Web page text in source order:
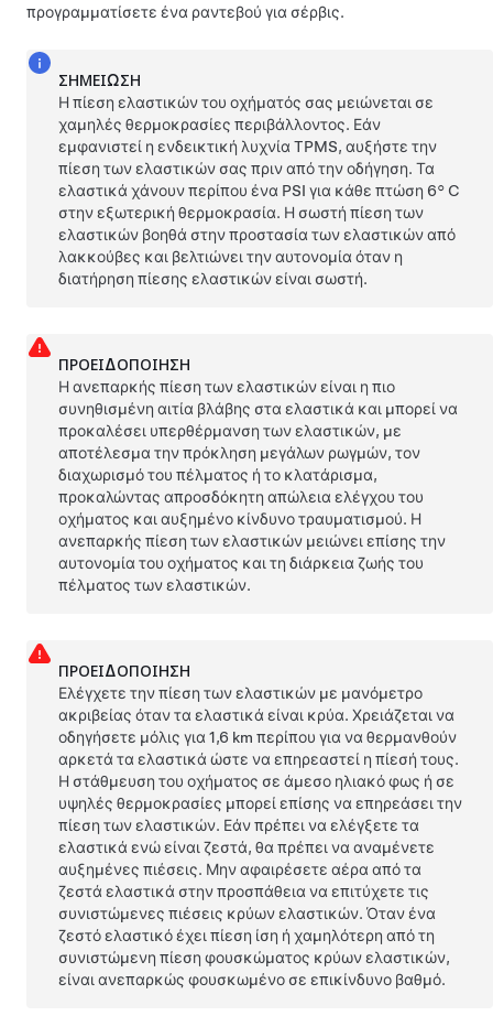
προγραμματίσετε ένα ραντεβού για σέρβις.
ΣΗΜΕΊΩΣΗ
Η πίεση ελαστικών του οχήματός σας μειώνεται σε
χαμηλές θερμοκρασίες περιβάλλοντος. Εάν
εμφανιστεί η ενδεικτική λυχνία TPMS, αυξήστε την
πίεση των ελαστικών σας πριν από την οδήγηση. Τα
ελαστικά χάνουν περίπου ένα PSI για κάθε πτώση 6° C
στην εξωτερική θερμοκρασία. Η σωστή πίεση των
ελαστικών βοηθά στην προστασία των ελαστικών από
λακκούβες και βελτιώνει την αυτονομία όταν η
διατήρηση πίεσης ελαστικών είναι σωστή.
ΠΡΟΕΙΔΟΠΟΊΗΣΗ
Η ανεπαρκής πίεση των ελαστικών είναι η πιο
συνηθισμένη αιτία βλάβης στα ελαστικά και μπορεί να
προκαλέσει υπερθέρμανση των ελαστικών, με
αποτέλεσμα την πρόκληση μεγάλων ρωγμών, τον
διαχωρισμό του πέλματος ή το κλατάρισμα,
προκαλώντας απροσδόκητη απώλεια ελέγχου του
οχήματος και αυξημένο κίνδυνο τραυματισμού. Η
ανεπαρκής πίεση των ελαστικών μειώνει επίσης την
αυτονομία του οχήματος και τη διάρκεια ζωής του
πέλματος των ελαστικών.
ΠΡΟΕΙΔΟΠΟΊΗΣΗ
Ελέγχετε την πίεση των ελαστικών με μανόμετρο
ακριβείας όταν τα ελαστικά είναι κρύα. Χρειάζεται να
οδηγήσετε μόλις για1,6 km περίπου για να θερμανθούν
αρκετά τα ελαστικά ώστε να επηρεαστεί η πίεσή τους.
Η στάθμευση του οχήματος σε άμεσο ηλιακό φως ή σε
υψηλές θερμοκρασίες μπορεί επίσης να επηρεάσει την
πίεση των ελαστικών. Εάν πρέπει να ελέγξετε τα
ελαστικά ενώ είναι ζεστά, θα πρέπει να αναμένετε
αυξημένες πιέσεις. Μην αφαιρέσετε αέρα από τα
ζεστά ελαστικά στην προσπάθεια να επιτύχετε τις
συνιστώμενες πιέσεις κρύων ελαστικών. Όταν ένα
ζεστό ελαστικό έχει πίεση ίση ή χαμηλότερη από τη
συνιστώμενη πίεση φουσκώματος κρύων ελαστικών,
είναι ανεπαρκώς φουσκωμένο σε επικίνδυνο βαθμό.